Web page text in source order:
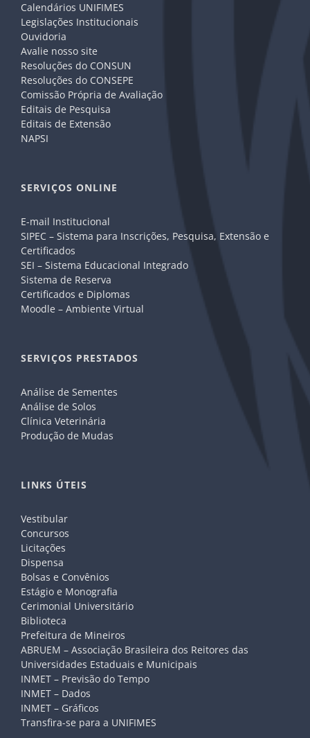
Calendários UNIFIMES
Legislações Institucionais
Ouvidoria
Avalie nosso site
Resoluções do CONSUN
Resoluções do CONSEPE
Comissão Própria de Avaliação
Editais de Pesquisa
Editais de Extensão
NAPSI
SERVIÇOS ONLINE
E-mail Institucional
SIPEC – Sistema para Inscrições, Pesquisa, Extensão e
Certificados
SEI – Sistema Educacional Integrado
Sistema de Reserva
Certificados e Diplomas
Moodle – Ambiente Virtual
SERVIÇOS PRESTADOS
Análise de Sementes
Análise de Solos
Clínica Veterinária
Produção de Mudas
LINKS ÚTEIS
Vestibular
Concursos
Licitações
Dispensa
Bolsas e Convênios
Estágio e Monografia
Cerimonial Universitário
Biblioteca
Prefeitura de Mineiros
ABRUEM – Associação Brasileira dos Reitores das
Universidades Estaduais e Municipais
INMET – Previsão do Tempo
INMET – Dados
INMET – Gráficos
Transfira-se para a UNIFIMES